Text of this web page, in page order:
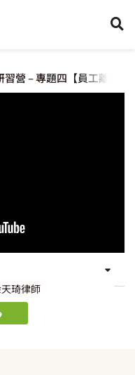
營 – 專題四【員工離職
琦律師